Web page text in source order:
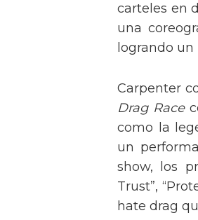
carteles en
una
logrando
Carpenter
Drag Race
como la
un
show, los
Trust”,
hate drag